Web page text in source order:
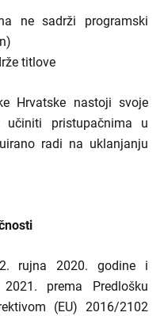
ne sadrži programski
titlove
Hrvatske nastoji svoje
pristupačnima u
radi na uklanjanju
rujna 2020. godine i
prema Predlošku
(EU) 2016/2102